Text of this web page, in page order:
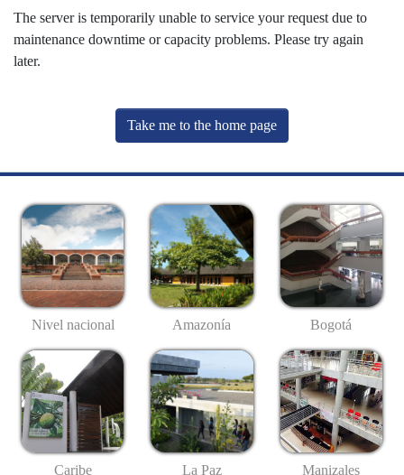
The server is temporarily unable to service your request due to
maintenance downtime or capacity problems. Please try again
later.
Take me to the home page
Nivel nacional Amazonía Bogotá
Caribe La Paz Manizales